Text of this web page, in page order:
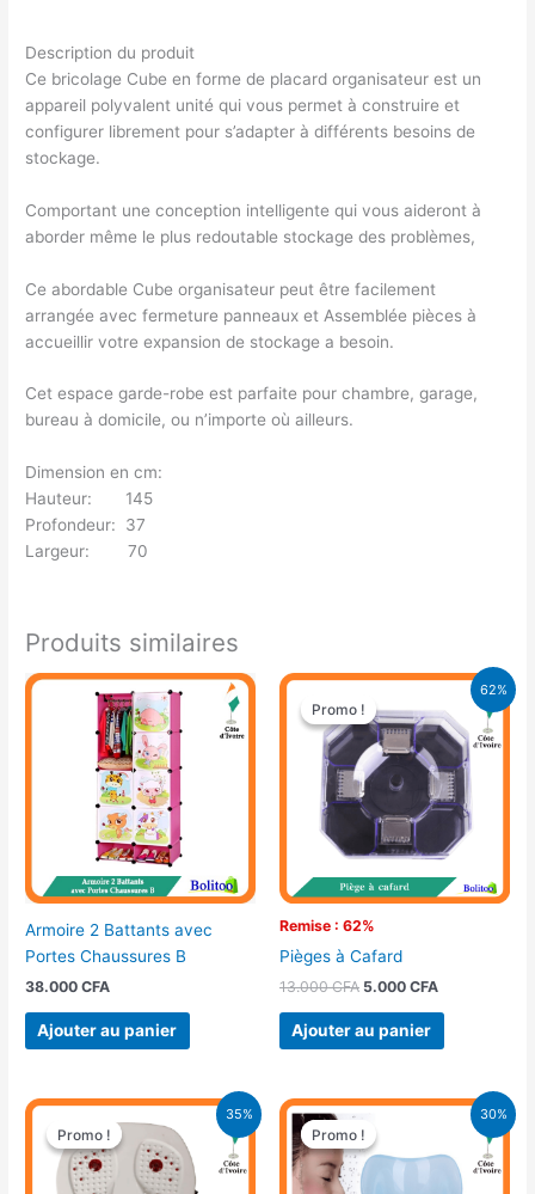
Description du produit
Ce bricolage Cube en forme de placard organisateur est un
appareil polyvalent unité qui vous permet à construire et
configurer librement pour s’adapter à différents besoins de
stockage.
Comportant une conception intelligente qui vous aideront à
aborder même le plus redoutable stockage des problèmes,
Ce abordable Cube organisateur peut être facilement
arrangée avec fermeture panneaux et Assemblée pièces à
accueillir votre expansion de stockage a besoin.
Cet espace garde-robe est parfaite pour chambre, garage,
bureau à domicile, ou n’importe où ailleurs.
Dimension en cm:
Hauteur: 145
Profondeur: 37
Largeur: 70
Produits similaires
Armoire 2 Battants avec
Portes Chaussures B
38.000CFA
Ajouter au panier
62%
Promo !
Remise : 62%
Promo !
Pièges à Cafard
13.000CFA
Le
prix
initial
était :
13.000 CFA.
5.000 CFA
Le
actuel
est :
5.000 CFA.
Ajouter au panier
35%
Promo !
Promo !
Le
prix
initial
était :
23.000 CFA.
Le
prix
actuel
est :
15.000 CFA.
30%
Promo !
Promo !
Le
initial
était :
Le
prix
actuel
est :
10.500 CFA.